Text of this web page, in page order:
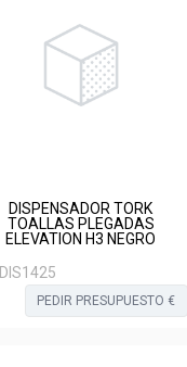
DISPENSADOR TORK
TOALLAS PLEGADAS
ELEVATION H3 NEGRO
DIS1425
PEDIR PRESUPUESTO €